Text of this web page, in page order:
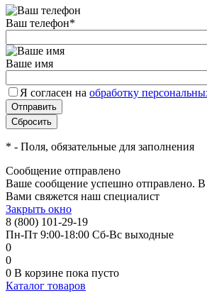
Ваш телефон*
Ваше имя
Я согласен на обработку
* - Поля, обязательные для заполнения
Сообщение отправлено
Ваше сообщение успешно отправлено.
Вами свяжется наш специалист
Закрыть окно
8 (800) 101-29-19
Пн-Пт 9:00-18:00 Сб-Вс выходные
0
0
0 В корзине пока пусто
Каталог товаров